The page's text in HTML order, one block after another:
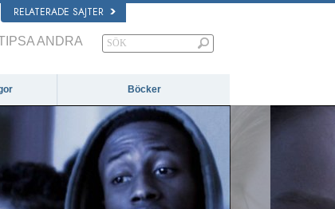
RELATERADE SAJTER
ANDRA
Böcker